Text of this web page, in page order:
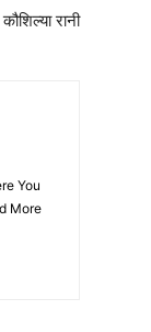
रानी
You
More